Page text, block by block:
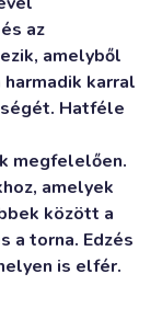
az
amelyből
karral
Hatféle
megfelelően.
amelyek
között a
a torna. Edzés
is elfér.